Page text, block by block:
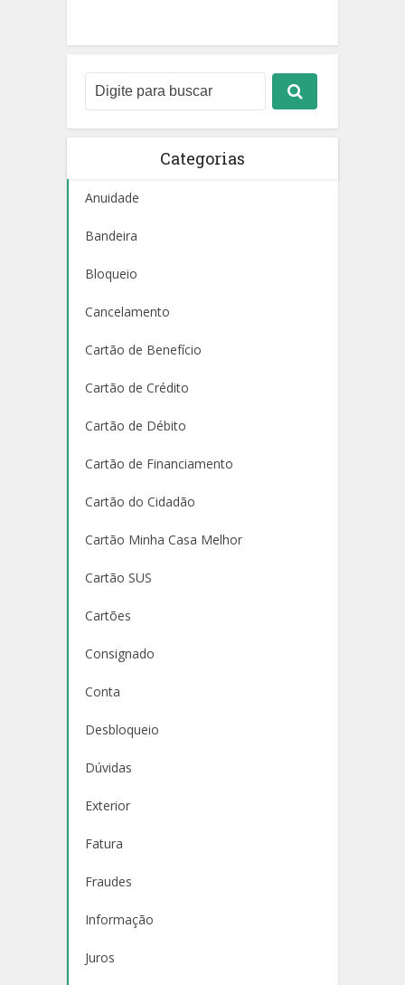
Categorias
Anuidade
Bandeira
Bloqueio
Cancelamento
Cartão de Benefício
Cartão de Crédito
Cartão de Débito
Cartão de Financiamento
Cartão do Cidadão
Cartão Minha Casa Melhor
Cartão SUS
Cartões
Consignado
Conta
Desbloqueio
Dúvidas
Exterior
Fatura
Fraudes
Informação
Juros